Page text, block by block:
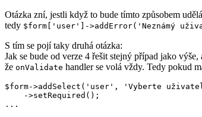
Otázka zní, jestli když to bude tímto způsobem
tedy $form['user']->addError('Neznámý
S tím se pojí taky druhá otázka:
Jak se bude od verze 4 řešit stejný případ jako
že onValidate handler se volá vždy. Tedy pokud
$form->addSelect('user', 'Vyberte
    ->setRequired();